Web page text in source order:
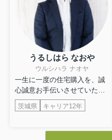
うるしはら なおや
ウルシハラ ナオヤ
一生に一度の住宅購入を、誠
心誠意お手伝いさせていただ
きます！...
茨城県 キャリア12年